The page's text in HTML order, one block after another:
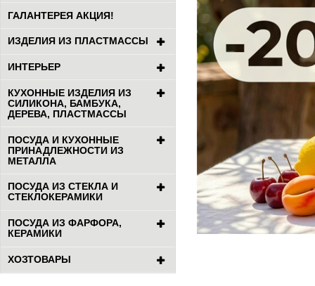
ГАЛАНТЕРЕЯ АКЦИЯ!
ИЗДЕЛИЯ ИЗ ПЛАСТМАССЫ
ИНТЕРЬЕР
КУХОННЫЕ ИЗДЕЛИЯ ИЗ
СИЛИКОНА, БАМБУКА,
ДЕРЕВА, ПЛАСТМАССЫ
ПОСУДА И КУХОННЫЕ
ПРИНАДЛЕЖНОСТИ ИЗ
МЕТАЛЛА
ПОСУДА ИЗ СТЕКЛА И
СТЕКЛОКЕРАМИКИ
ПОСУДА ИЗ ФАРФОРА,
КЕРАМИКИ
ХОЗТОВАРЫ